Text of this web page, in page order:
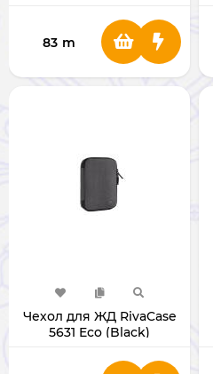
83 m
Чехол для ЖД RivaCase
5631 Eco (Black)